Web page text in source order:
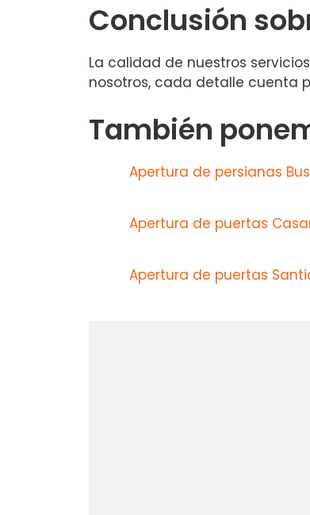
Conclusión
La calidad de nuestros
nosotros, cada detalle cuenta
También
Apertura de persianas
Apertura de puertas
Apertura de puertas